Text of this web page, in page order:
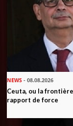
NEWS - 08.08.2026
Ceuta, ou la
rapport de force